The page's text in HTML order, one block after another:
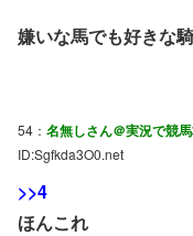
嫌いな馬でも好きな
54： 名無しさん＠実況で競
ID:Sgfkda3O0.net
>>4
ほんこれ